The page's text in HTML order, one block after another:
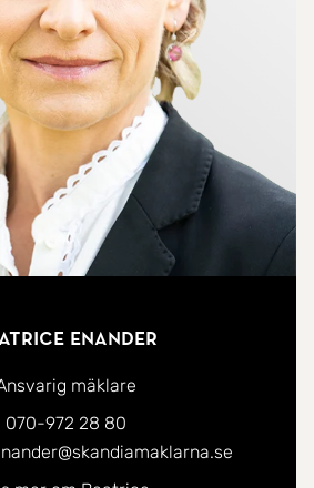
Ösbysjön. Med Roslagsbanan
Östra station.
Enander
mäklare
070-972 28 80